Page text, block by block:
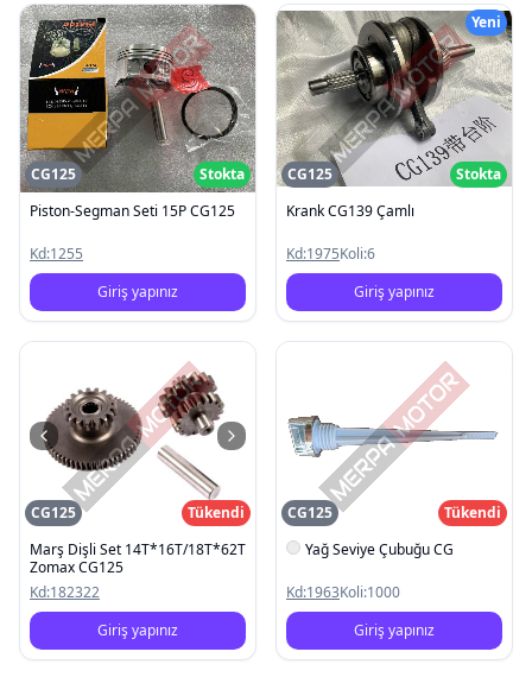
CG125
Stokta
Piston-Segman Seti 15P CG125
Kd:1255
Giriş yapınız
Yeni
CG125
Stokta
Krank CG139 Çamlı
Kd:1975Koli:6
Giriş yapınız
CG125
Tükendi
Marş Dişli Set 14T*16T/18T*62T
Zomax CG125
Kd:182322
Giriş yapınız
CG125
Tükendi
Yağ Seviye Çubuğu CG
Kd:1963Koli:1000
Giriş yapınız